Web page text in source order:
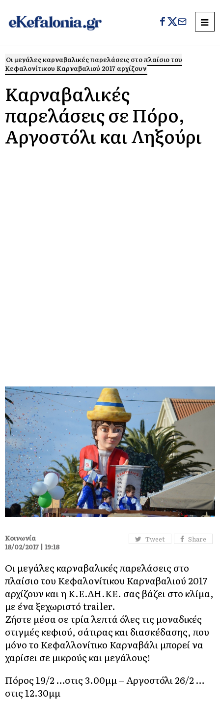
Οι μεγάλες καρναβαλικές παρελάσεις στο πλαίσιο του
Κεφαλονίτικου Καρναβαλιού 2017 αρχίζουν
Καρναβαλικές
παρελάσεις σε Πόρο,
Αργοστόλι και Ληξούρι
Tweet Share
Κοινωνία
18/02/2017 | 19:18
Οι μεγάλες καρναβαλικές παρελάσεις στο
πλαίσιο του Κεφαλονίτικου Καρναβαλιού 2017
αρχίζουν και η Κ.Ε.ΔΗ.ΚΕ. σας βάζει στο κλίμα,
με ένα ξεχωριστό trailer.
Ζήστε μέσα σε τρία λεπτά όλες τις μοναδικές
στιγμές κεφιού, σάτιρας και διασκέδασης, που
μόνο το Κεφαλλονίτικο Καρναβάλι μπορεί να
χαρίσει σε μικρούς και μεγάλους!
Πόρος 19/2 …στις 3.00μμ – Αργοστόλι 26/2 …
στις 12.30μμ